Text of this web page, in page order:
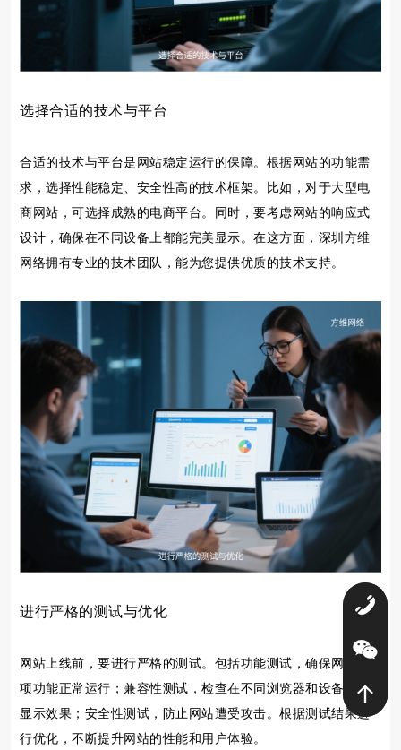
选择合适的技术与平台
合适的技术与平台是网站稳定运行的保障。根据网站的功能需
求，选择性能稳定、安全性高的技术框架。比如，对于大型电
商网站，可选择成熟的电商平台。同时，要考虑网站的响应式
设计，确保在不同设备上都能完美显示。在这方面，深圳方维
网络拥有专业的技术团队，能为您提供优质的技术支持。
进行严格的测试与优化
网站上线前，要进行严格的测试。包括功能测试，确保网站各
项功能正常运行；兼容性测试，检查在不同浏览器和设备上的
显示效果；安全性测试，防止网站遭受攻击。根据测试结果进
行优化，不断提升网站的性能和用户体验。